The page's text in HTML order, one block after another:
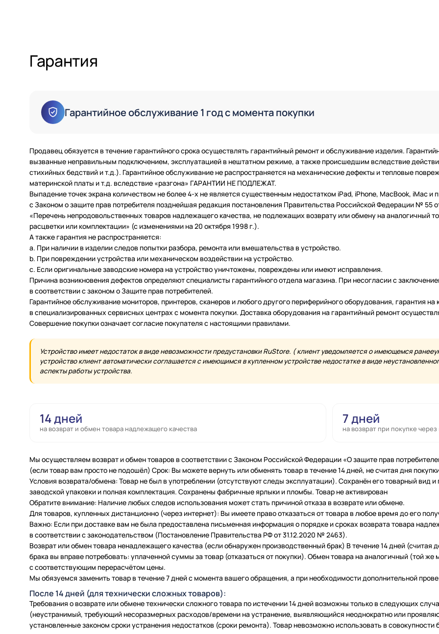
Гарантия
Гарантийное обслуживание 1 год с момента покупки
Продавец обязуется в течение гарантийного срока осуществлять гарантийный ремонт и обслуживание изделия.
вызванные неправильным подключением, эксплуатацией в нештатном режиме, а также происшедшим вследствие
стихийных бедствий и т.д.). Гарантийное обслуживание не распространяется на механические дефекты и тепловые
материнской платы и т.д. вследствие «разгона» ГАРАНТИИ НЕ ПОДЛЕЖАТ.
Выпадение точек экрана количеством не более 4-х не является существенным недостатком iPad, iPhone, MacBook, iMac
с Законом о защите прав потребителя позднейшая редакция постановления Правительства Российской Федерации № 55
«Перечень непродовольственных товаров надлежащего качества, не подлежащих возврату или обмену на аналогичный
расцветки или комплектации» (с изменениями на 20 октября 1998 г.).
А также гарантия не распространяется:
a. При наличии в изделии следов попытки разбора, ремонта или вмешательства в устройство.
b. При повреждении устройства или механическом воздействии на устройство.
c. Если оригинальные заводские номера на устройство уничтожены, повреждены или имеют исправления.
Причина возникновения дефектов определяют специалисты гарантийного отдела магазина. При несогласии с
в соответствии с законом о Защите прав потребителей.
Гарантийное обслуживание мониторов, принтеров, сканеров и любого другого периферийного оборудования, гарантия
в специализированных сервисных центрах с момента покупки. Доставка оборудования на гарантийный ремонт
Совершение покупки означает согласие покупателя с настоящими правилами.
Устройство имеет недостаток в виде невозможности предустановки RuStore. ( клиент уведомляется о имеющемся
устройство клиент автоматически соглашается с имеющимся в купленном устройстве недостатке в виде
аспекты работы устройства.
14 дней
на возврат и обмен товара надлежащего качества
7 дней
на возврат при покупке
Мы осуществляем возврат и обмен товаров в соответствии с Законом Российской Федерации «О защите прав
(если товар вам просто не подошёл) Срок: Вы можете вернуть или обменять товар в течение 14 дней, не считая дня
Условия возврата/обмена: Товар не был в употреблении (отсутствуют следы эксплуатации). Сохранён его товарный вид
заводской упаковки и полная комплектация. Сохранены фабричные ярлыки и пломбы. Товар не активирован
Обратите внимание: Наличие любых следов использования может стать причиной отказа в возврате или обмене.
Для товаров, купленных дистанционно (через интернет): Вы имеете право отказаться от товара в любое время до его
Важно: Если при доставке вам не была предоставлена письменная информация о порядке и сроках возврата товара
в соответствии с законодательством (Постановление Правительства РФ от 31.12.2020 № 2463).
Возврат или обмен товара ненадлежащего качества (если обнаружен производственный брак) В течение 14 дней (считая
брака вы вправе потребовать: уплаченной суммы за товар (отказаться от покупки). Обмен товара на аналогичный (той
с соответствующим перерасчётом цены.
Мы обязуемся заменить товар в течение 7 дней с момента вашего обращения, а при необходимости дополнительной
После 14 дней (для технически сложных товаров):
Требования о возврате или обмене технически сложного товара по истечении 14 дней возможны только в следующих
(неустранимый, требующий несоразмерных расходов/времени на устранение, выявляющийся неоднократно или
установленные законом сроки устранения недостатков (сроки ремонта). Товар невозможно использовать в